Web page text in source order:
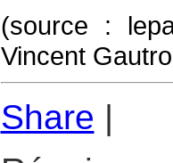
(source :
Vincent
Share |